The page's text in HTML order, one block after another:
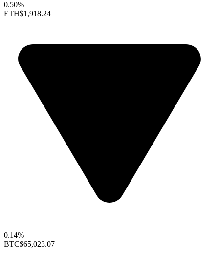
0.50%
ETH$1,918.24
0.14%
BTC$65,023.07